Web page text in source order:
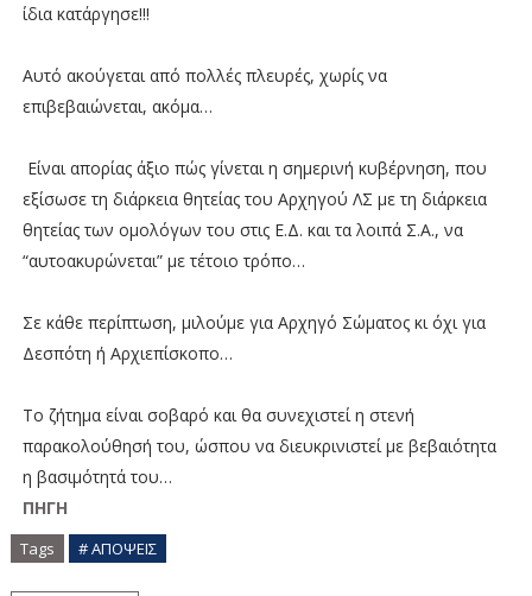
ίδια κατάργησε!!!
Αυτό ακούγεται από πολλές πλευρές, χωρίς να
επιβεβαιώνεται, ακόμα…
Είναι απορίας άξιο πώς γίνεται η σημερινή κυβέρνηση, που
εξίσωσε τη διάρκεια θητείας του Αρχηγού ΛΣ με τη διάρκεια
θητείας των ομολόγων του στις Ε.Δ. και τα λοιπά Σ.Α., να
“αυτοακυρώνεται” με τέτοιο τρόπο…
Σε κάθε περίπτωση, μιλούμε για Αρχηγό Σώματος κι όχι για
Δεσπότη ή Αρχιεπίσκοπο…
Το ζήτημα είναι σοβαρό και θα συνεχιστεί η στενή
παρακολούθησή του, ώσπου να διευκρινιστεί με βεβαιότητα
η βασιμότητά του…
ΠΗΓΗ
Tags # ΑΠΟΨΕΙΣ